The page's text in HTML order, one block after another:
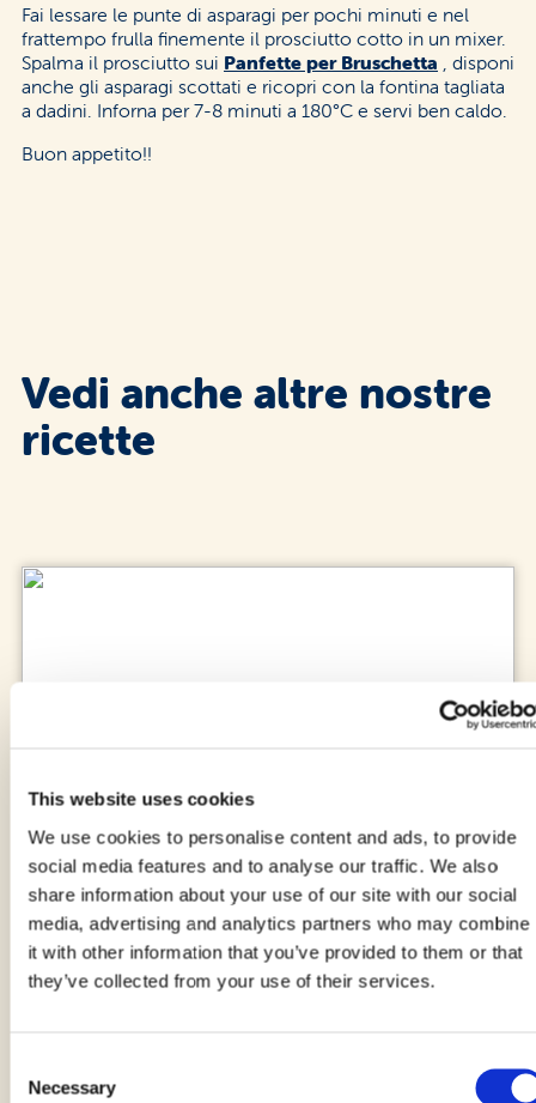
This website uses cookies
We use cookies to personalise content and ads, to provide
social media features and to analyse our traffic. We also
share information about your use of our site with our social
media, advertising and analytics partners who may combine
it with other information that you’ve provided to them or that
they’ve collected from your use of their services.
Selection
Necessary
Fai lessare le punte di asparagi per pochi minuti e nel
frattempo frulla finemente il prosciutto cotto in un mixer.
Spalma il prosciutto sui Panfette per Bruschetta , disponi
anche gli asparagi scottati e ricopri con la fontina tagliata
a dadini. Inforna per 7-8 minuti a 180°C e servi ben caldo.
Buon appetito!!
Vedi anche altre nostre
ricette
Crostata Fichi e Noci
di EMANUELA GHINAZZI
10 minuti